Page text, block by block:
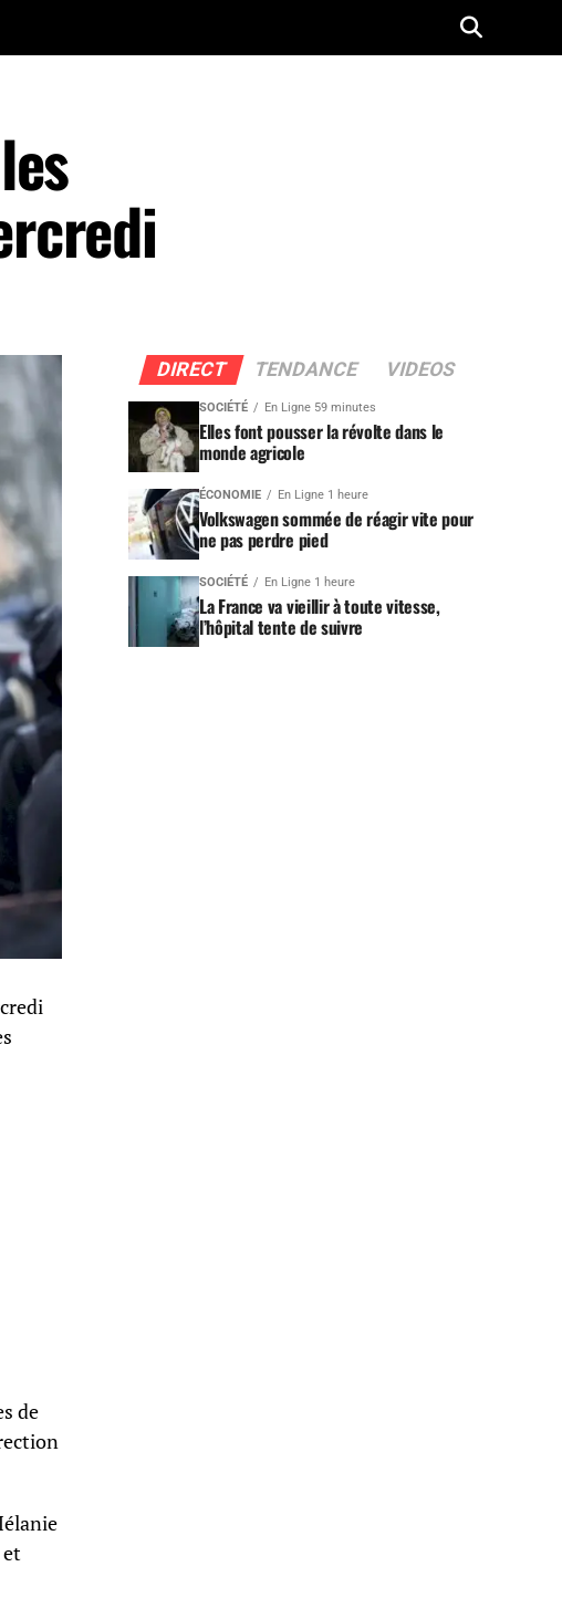
de
et
DIRECT TENDANCE VIDEOS
SOCIÉTÉ En Ligne 59 minutes
Elles font pousser la révolte dans le
monde agricole
ÉCONOMIE En Ligne 1 heure
Volkswagen sommée de réagir vite pour
ne pas perdre pied
SOCIÉTÉ En Ligne 1 heure
La France va vieillir à toute vitesse,
l’hôpital tente de suivre